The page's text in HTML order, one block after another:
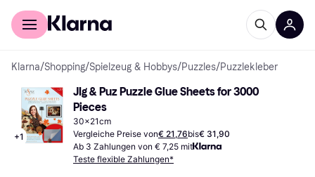
Für Shopper
Klarna/Shopping/Spielzeug & Hobbys/Puzzles/Puzzlekleber
+1
JIg & Puz Puzzle Glue Sheets for 3000
Pieces
30x21cm
Vergleiche Preise von€ 21,76bis€ 31,90
Ab 3 Zahlungen von € 7,25 mit
Teste flexible Zahlungen*